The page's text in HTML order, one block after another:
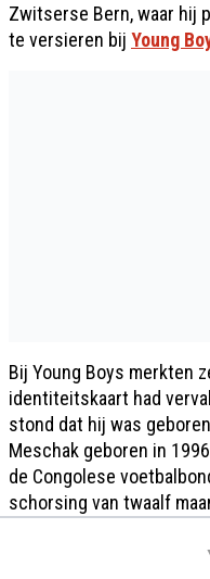
Zwitserse Bern, waar hij
te versieren bij Young
Bij Young Boys merkten
identiteitskaart had
stond dat hij was
Meschak geboren in
de Congolese
schorsing van twaalf